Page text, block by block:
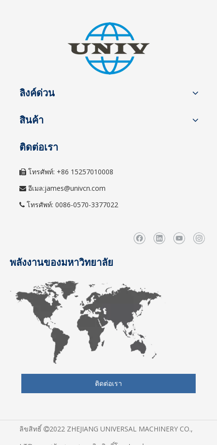
ลิงค์ด่วน
สินค้า
ติดต่อเรา
 โทรศัพท์: +86 15257010008
 อีเมล:james@univcn.com
 โทรศัพท์: 0086-0570-3377022
พลังงานของมหาวิทยาลัย
ติดต่อเรา
ลิขสิทธิ์ 2022 ZHEJIANG UNIVERSAL MACHINERY CO.,